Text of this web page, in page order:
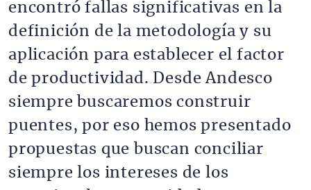
encontró fallas significativas en la
definición de la metodología y su
aplicación para establecer el factor
de productividad. Desde Andesco
siempre buscaremos construir
puentes, por eso hemos presentado
propuestas que buscan conciliar
siempre los intereses de los